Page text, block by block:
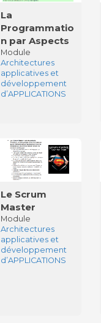
La
Programmatio
n par Aspects
Module
Architectures
applicatives et
développement
d’APPLICATIONS
Le Scrum
Master
Module
Architectures
applicatives et
développement
d’APPLICATIONS